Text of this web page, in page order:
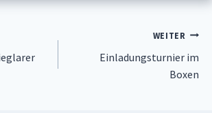
WEITER
Einladungsturnier im
Boxen